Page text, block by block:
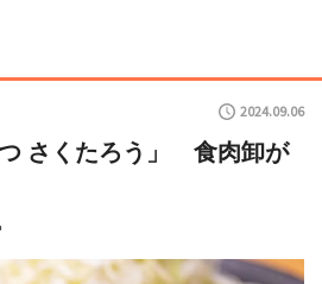
2024.09.06
さくたろう」 食肉卸が